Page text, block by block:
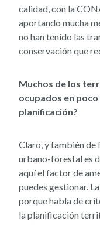
calidad, con la
aportando mucha
no han tenido las
conservación que
Muchos de los
ocupados en
planificación?
Claro, y también de
urbano-forestal es
aquí el factor de
puedes gestionar.
porque habla de
la planificación